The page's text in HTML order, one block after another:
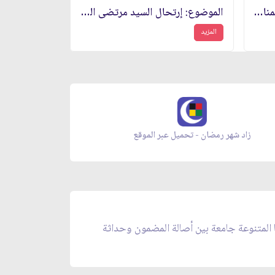
الموضوع: الرد على نداء تهنئة بمناسبة الذكرى السنوية الثامنة لانتصار الثورة الاسلامية الموضوع: إرتحال السيد مرتضى الحائري اليزدي‏
المزيد
زاد شهر رمضان - تحميل عبر الموقع
المتنوعة جامعة بين أصالة المضمون وحداثة